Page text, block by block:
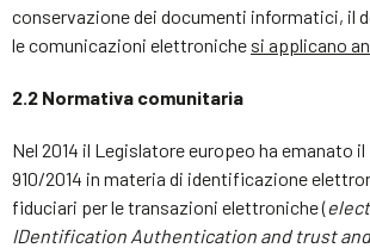
conservazione dei documenti informatici, il
le comunicazioni elettroniche si applicano
2.2 Normativa comunitaria
Nel 2014 il Legislatore europeo ha emanato
910/2014 in materia di identificazione
fiduciari per le transazioni elettroniche (
IDentification Authentication and trust